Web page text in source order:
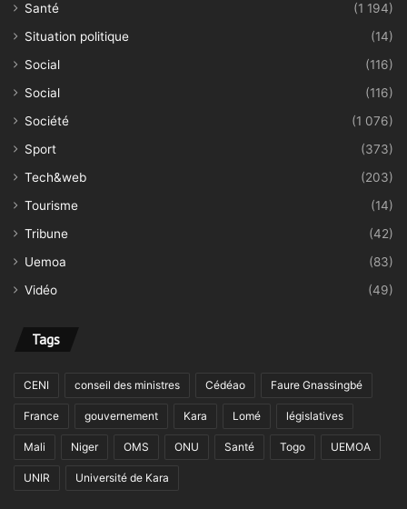
Santé
(1 194)
Situation politique
(14)
Social
(116)
Social
(116)
Société
(1 076)
Sport
(373)
Tech&web
(203)
Tourisme
(14)
Tribune
(42)
Uemoa
(83)
Vidéo
(49)
Tags
CENI conseil des ministres Cédéao Faure Gnassingbé
France gouvernement Kara Lomé législatives
Mali Niger OMS ONU Santé Togo UEMOA
UNIR Université de Kara